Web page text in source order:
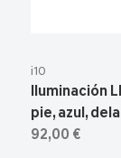
i10
Iluminación
pie, azul,
92,00 €